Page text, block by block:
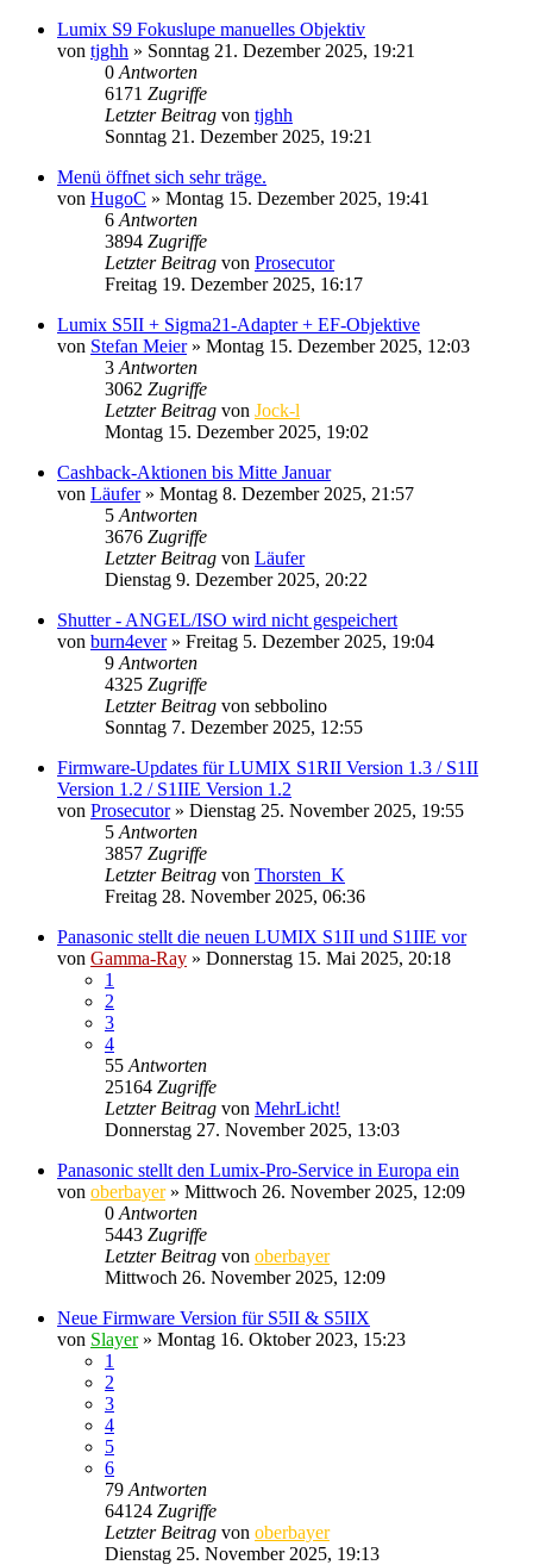
Lumix S9 Fokuslupe manuelles Objektiv
von tjghh » Sonntag 21. Dezember 2025, 19:21
0 Antworten
6171 Zugriffe
Letzter Beitrag von tjghh
Sonntag 21. Dezember 2025, 19:21
Menü öffnet sich sehr träge.
von HugoC » Montag 15. Dezember 2025, 19:41
6 Antworten
3894 Zugriffe
Letzter Beitrag von Prosecutor
Freitag 19. Dezember 2025, 16:17
Lumix S5II + Sigma21-Adapter + EF-Objektive
von Stefan Meier» Montag 15. Dezember 2025, 12:03
3 Antworten
3062 Zugriffe
Letzter Beitrag von Jock-l
Montag 15. Dezember 2025, 19:02
Cashback-Aktionen bis Mitte Januar
von Läufer» Montag 8. Dezember 2025, 21:57
5 Antworten
3676 Zugriffe
Letzter Beitrag von Läufer
Dienstag 9. Dezember 2025, 20:22
Shutter - ANGEL/ISO wird nicht gespeichert
von burn4ever» Freitag 5. Dezember 2025, 19:04
9 Antworten
4325 Zugriffe
Letzter Beitrag von sebbolino
Sonntag 7. Dezember 2025, 12:55
Firmware-Updates für LUMIX S1RII Version 1.3 / S1II
Version 1.2 / S1IIE Version 1.2
von Prosecutor» Dienstag 25. November 2025, 19:55
5 Antworten
3857 Zugriffe
Letzter Beitrag von Thorsten_K
Freitag 28. November 2025, 06:36
Panasonic stellt die neuen LUMIX S1II und S1IIE vor
von Gamma-Ray » Donnerstag 15. Mai 2025, 20:18
1
2
3
4
55 Antworten
25164 Zugriffe
Letzter Beitrag von MehrLicht!
Donnerstag 27. November 2025, 13:03
Panasonic stellt den Lumix-Pro-Service in Europa ein
von oberbayer» Mittwoch 26. November 2025, 12:09
0 Antworten
5443 Zugriffe
Letzter Beitrag von oberbayer
Mittwoch 26. November 2025, 12:09
Neue Firmware Version für S5II & S5IIX
von Slayer» Montag 16. Oktober 2023, 15:23
1
2
3
4
5
6
79 Antworten
64124 Zugriffe
Letzter Beitrag von oberbayer
Dienstag 25. November 2025, 19:13